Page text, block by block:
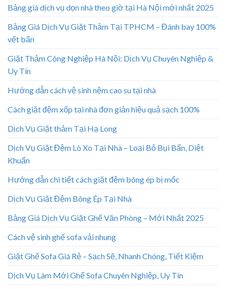
Bảng giá dịch vụ dọn nhà theo giờ tại Hà Nội mới nhất 2025
Bảng Giá Dịch Vụ Giặt Thảm Tại TPHCM – Đánh bay 100%
vết bẩn
Giặt Thảm Công Nghiệp Hà Nội: Dịch Vụ Chuyên Nghiệp &
Uy Tín
Hướng dẫn cách vệ sinh nệm cao su tại nhà
Cách giặt đệm xốp tại nhà đơn giản hiệu quả sạch 100%
Dịch Vụ Giặt thảm Tại Hạ Long
Dịch Vụ Giặt Đệm Lò Xo Tại Nhà – Loại Bỏ Bụi Bẩn, Diệt
Khuẩn
Hướng dẫn chi tiết cách giặt đệm bông ép bị mốc
Dịch Vụ Giặt Đệm Bông Ép Tại Nhà
Bảng Giá Dịch Vụ Giặt Ghế Văn Phòng – Mới Nhất 2025
Cách vệ sinh ghế sofa vải nhung
Giặt Ghế Sofa Giá Rẻ – Sạch Sẽ, Nhanh Chóng, Tiết Kiệm
Dịch Vụ Làm Mới Ghế Sofa Chuyên Nghiệp, Uy Tín